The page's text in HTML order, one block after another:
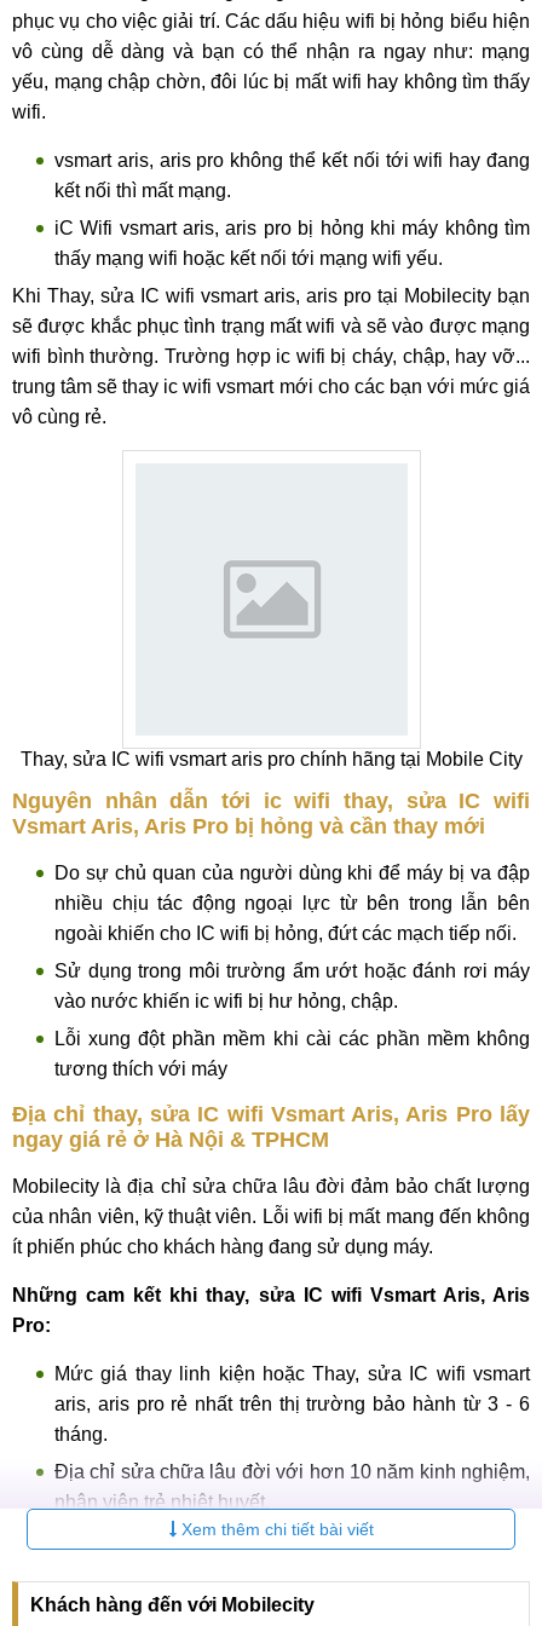
phục vụ cho việc giải trí. Các dấu hiệu wifi bị hỏng biểu hiện
vô cùng dễ dàng và bạn có thể nhận ra ngay như: mạng
yếu, mạng chập chờn, đôi lúc bị mất wifi hay không tìm thấy
wifi.
vsmart aris, aris pro không thể kết nối tới wifi hay đang
kết nối thì mất mạng.
iC Wifi vsmart aris, aris pro bị hỏng khi máy không tìm
thấy mạng wifi hoặc kết nối tới mạng wifi yếu.
Khi Thay, sửa IC wifi vsmart aris, aris pro tại Mobilecity bạn
sẽ được khắc phục tình trạng mất wifi và sẽ vào được mạng
wifi bình thường. Trường hợp ic wifi bị cháy, chập, hay vỡ...
trung tâm sẽ thay ic wifi vsmart mới cho các bạn với mức giá
vô cùng rẻ.
Thay, sửa IC wifi vsmart aris pro chính hãng tại Mobile City
Nguyên nhân dẫn tới ic wifi thay, sửa IC wifi
Vsmart Aris, Aris Pro bị hỏng và cần thay mới
Do sự chủ quan của người dùng khi để máy bị va đập
nhiều chịu tác động ngoại lực từ bên trong lẫn bên
ngoài khiến cho IC wifi bị hỏng, đứt các mạch tiếp nối.
Sử dụng trong môi trường ẩm ướt hoặc đánh rơi máy
vào nước khiến ic wifi bị hư hỏng, chập.
Lỗi xung đột phần mềm khi cài các phần mềm không
tương thích với máy
Địa chỉ thay, sửa IC wifi Vsmart Aris, Aris Pro lấy
ngay giá rẻ ở Hà Nội & TPHCM
Mobilecity là địa chỉ sửa chữa lâu đời đảm bảo chất lượng
của nhân viên, kỹ thuật viên. Lỗi wifi bị mất mang đến không
ít phiến phúc cho khách hàng đang sử dụng máy.
Những cam kết khi thay, sửa IC wifi Vsmart Aris, Aris
Pro:
Mức giá thay linh kiện hoặc Thay, sửa IC wifi vsmart
aris, aris pro rẻ nhất trên thị trường bảo hành từ 3 - 6
tháng.
Địa chỉ sửa chữa lâu đời với hơn 10 năm kinh nghiệm,
nhân viên trẻ nhiệt huyết.
Linh kiện ic wifi thay thế được nhập khẩu từ nhà sản
Thời gian Thay, sửa IC wifi vsmart aris, aris pro nhanh
Xem thêm chi tiết bài viết
Khách hàng đến với Mobilecity